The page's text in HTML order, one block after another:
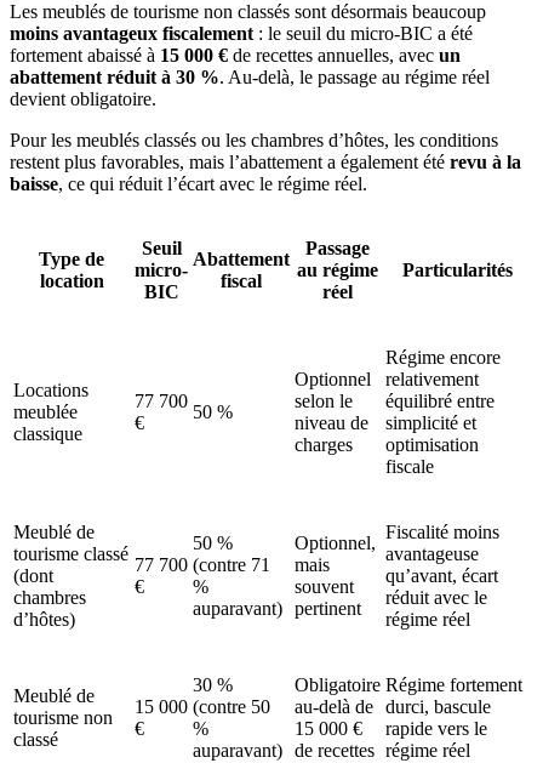
Les meublés de tourisme non classés sont désormais beaucoup
moins avantageux fiscalement : le seuil du micro-BIC a été
fortement abaissé à 15 000 € de recettes annuelles, avec un
abattement réduit à 30 %. Au-delà, le passage au régime réel
devient obligatoire.
Pour les meublés classés ou les chambres d’hôtes, les conditions
restent plus favorables, mais l’abattement a également été revu à la
baisse, ce qui réduit l’écart avec le régime réel.
Type de
location
Seuil
micro-
BIC
Abattement
fiscal
Passage
au régime
réel
Particularités
Locations
meublée
classique
77 700
€
50 %
Optionnel
selon le
niveau de
charges
Régime encore
relativement
équilibré entre
simplicité et
optimisation
fiscale
Meublé de
tourisme classé
(dont
chambres
d’hôtes)
77 700
€
50 %
(contre 71
%
auparavant)
Optionnel,
mais
souvent
pertinent
Fiscalité moins
avantageuse
qu’avant, écart
réduit avec le
régime réel
Meublé de
tourisme non
classé
15 000
€
30 %
(contre 50
%
auparavant)
Obligatoire
au-delà de
15 000 €
de recettes
Régime fortement
durci, bascule
rapide vers le
régime réel